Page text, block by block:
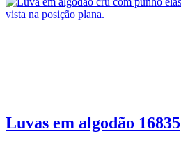
Luvas em algodão 16835